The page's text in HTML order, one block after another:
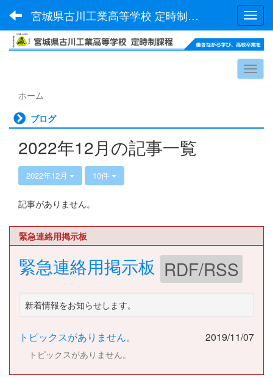
宮城県古川工業高等学校 定時制課程
ホーム
ブログ
2022年12月の記事一覧
2022年12月 10件
記事がありません。
緊急連絡用掲示板
緊急連絡用掲示板 RDF/RSS
新着情報をお知らせします。
トピックスがありません。 2019/11/07
トピックスがありません。